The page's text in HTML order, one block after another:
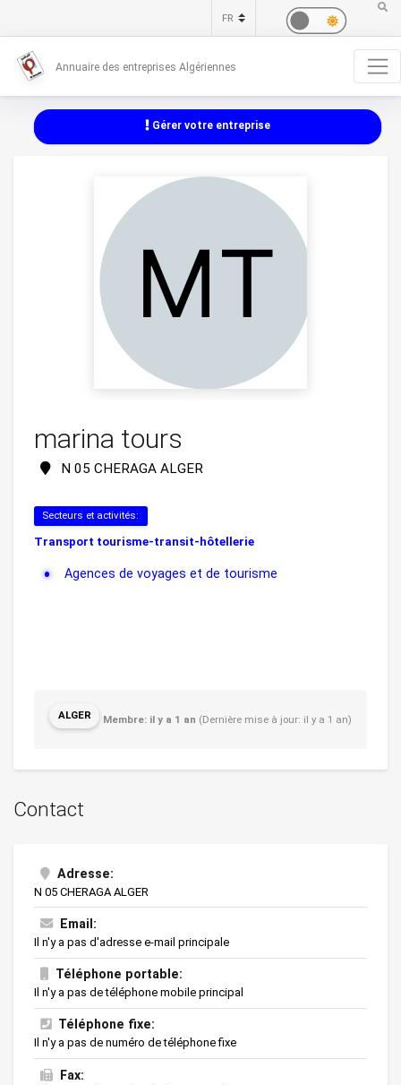
Annuaire des entreprises Algériennes
Gérer votre entreprise
marina tours
N 05 CHERAGA ALGER
Secteurs et activités:
Transport tourisme-transit-hôtellerie
Agences de voyages et de tourisme
ALGER Membre: il y a 1 an (Dernière mise à jour: il y a 1 an)
Contact
Adresse:
N 05 CHERAGA ALGER
Email:
Il n'y a pas d'adresse e-mail principale
Téléphone portable:
Il n'y a pas de téléphone mobile principal
Téléphone fixe:
Il n'y a pas de numéro de téléphone fixe
Fax: